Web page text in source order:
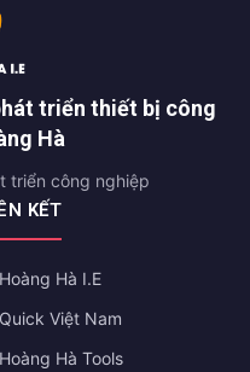
triển thiết bị công
Hà
triển công nghiệp
KẾT
Hoàng Hà I.E
Quick Việt Nam
Hoàng Hà Tools